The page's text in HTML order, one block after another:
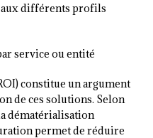
différents profils
service ou entité
constitue un argument
de ces solutions. Selon
dématérialisation
permet de réduire